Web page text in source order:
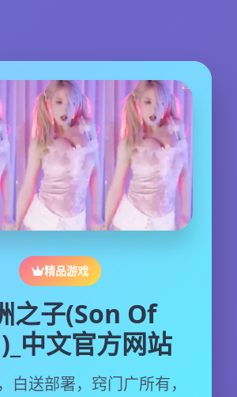
精品游戏
之子(Son Of
中文官方网站
白送部署，窍门广所有，